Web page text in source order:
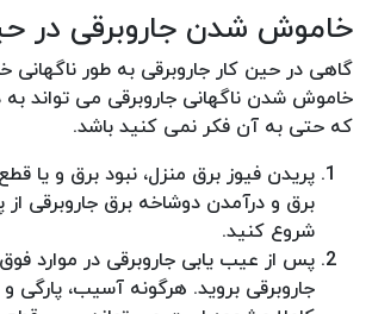
خاموش شدن جاروبرقی در
گاهی در حین کار جاروبرقی به طور
خاموش شدن ناگهانی جاروبرقی می تواند به
که حتی به آن فکر نمی کنید باشد.
پریدن فیوز برق منزل، نبود برق و یا
برق و درآمدن دوشاخه برق جاروبرقی از
شروع کنید.
پس از عیب یابی جاروبرقی در موارد
جاروبرقی بروید. هرگونه آسیب،